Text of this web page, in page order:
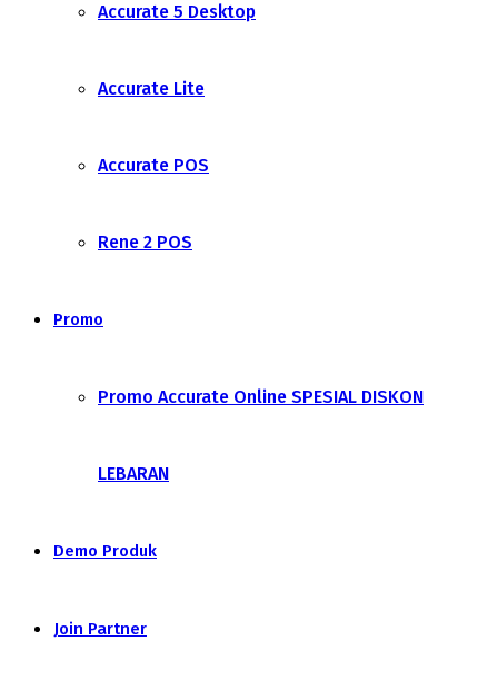
Accurate 5 Desktop
Accurate Lite
Accurate POS
Rene 2 POS
Promo
Promo Accurate Online SPESIAL DISKON
LEBARAN
Demo Produk
Join Partner